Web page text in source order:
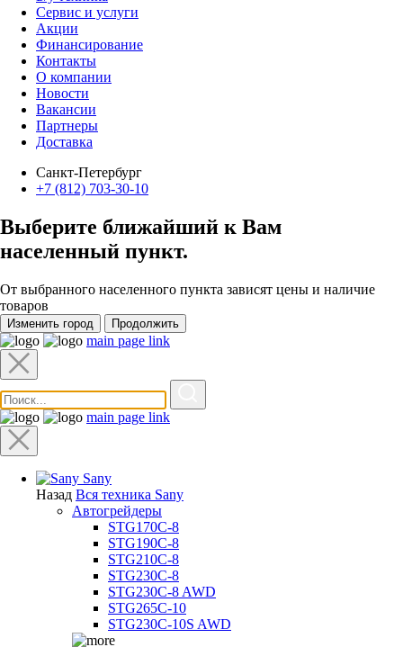
Сервис и услуги
Акции
Финансирование
Контакты
О компании
Новости
Вакансии
Партнеры
Доставка
Санкт-Петербург
+7 (812) 703-30-10
Выберите ближайший к Вам
населенный пункт.
От выбранного населенного пункта зависят цены и наличие
товаров
Изменить город Продолжить
main page link
main page link
Sany
Назад Вся техника Sany
Автогрейдеры
STG170C-8
STG190C-8
STG210C-8
STG230C-8
STG230C-8 AWD
STG265C-10
STG230C-10S AWD